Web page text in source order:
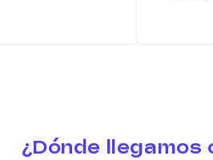
¿Dónde